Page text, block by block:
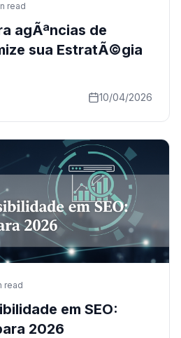
read
agÃªncias de
sua EstratÃ©gia
10/04/2026
read
em SEO:
2026